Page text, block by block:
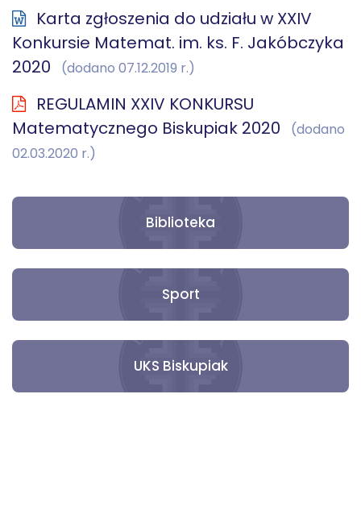
Karta zgłoszenia do udziału w XXIV
Konkursie Matemat. im. ks. F. Jakóbczyka
2020
(dodano 07.12.2019 r.)
REGULAMIN XXIV KONKURSU
Matematycznego Biskupiak 2020
(dodano
02.03.2020 r.)
Biblioteka
Sport
UKS Biskupiak